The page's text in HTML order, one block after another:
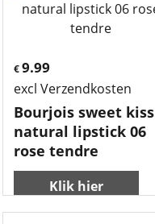
€ 9.99
excl Verzendkosten
Bourjois sweet kiss
natural lipstick 06
rose tendre
Klik hier